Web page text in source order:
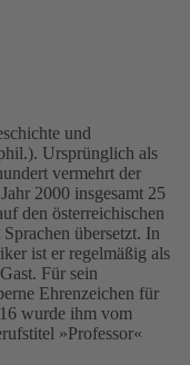
und
Ursprünglich als
vermehrt der
2000 insgesamt 25
den österreichischen
übersetzt. In
ist er regelmäßig als
Für sein
Ehrenzeichen für
wurde ihm vom
»Professor«